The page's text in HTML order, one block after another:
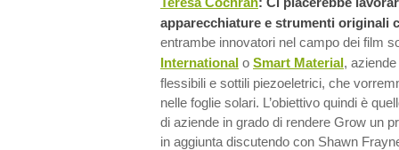
apparecchiature e strumenti originali
entrambe innovatori nel campo dei film
International o Smart Material ,
flessibili e sottili piezoeletrici, che
nelle foglie solari. L’obiettivo quindi è
di aziende in grado di rendere Grow un
in aggiunta discutendo con Shawn